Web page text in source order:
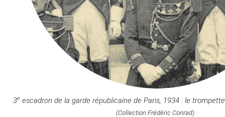
3e escadron de la garde républicaine de Paris, 1934 : le
(Collection Frédéric Conrad)